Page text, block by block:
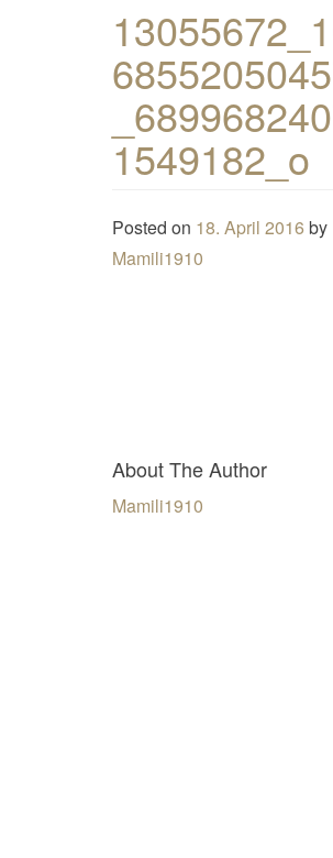
1549182_o
Posted on 18. April 2016 by
Mamili1910
About The Author
Mamili1910